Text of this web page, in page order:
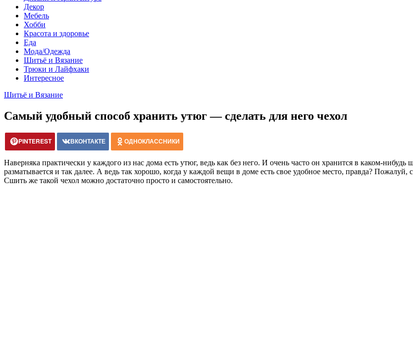
Декор
Мебель
Хобби
Красота и здоровье
Еда
Мода/Одежда
Шитьё и Вязание
Трюки и Лайфхаки
Интересное
Шитьё и Вязание
Самый удобный способ хранить утюг — сделать для него чехол
PINTEREST ВКОНТАКТЕ ОДНОКЛАССНИКИ
Наверняка практически у каждого из нас дома есть утюг, ведь как без него. И очень часто он хранится в каком-
разматывается и так далее. А ведь так хорошо, когда у каждой вещи в доме есть свое удобное место, правда?
Сшить же такой чехол можно достаточно просто и самостоятельно.